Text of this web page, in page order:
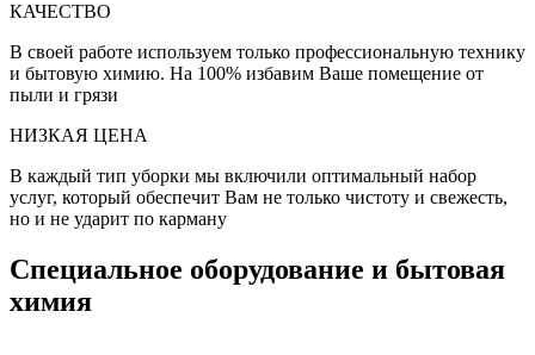
КАЧЕСТВО
В своей работе используем только профессиональную технику
и бытовую химию. На 100% избавим Ваше помещение от
пыли и грязи
НИЗКАЯ ЦЕНА
В каждый тип уборки мы включили оптимальный набор
услуг, который обеспечит Вам не только чистоту и свежесть,
но и не ударит по карману
Специальное оборудование и бытовая
химия